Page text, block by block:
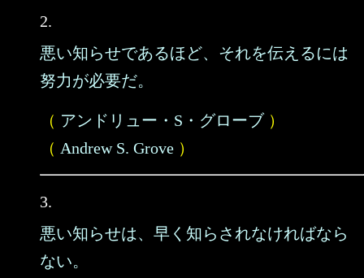
2.
悪い知らせであるほど、それを伝えるには
努力が必要だ。
（ アンドリュー・S・グローブ）
（ Andrew S. Grove ）
3.
悪い知らせは、早く知らされなければなら
ない。